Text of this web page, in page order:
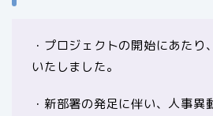
・プロジェクトの開始にあたり
いたしました。
・新部署の発足に伴い、人事異